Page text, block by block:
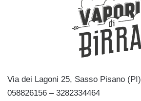
Via dei Lagoni 25, Sasso Pisano (PI)
058826156 – 3282334464